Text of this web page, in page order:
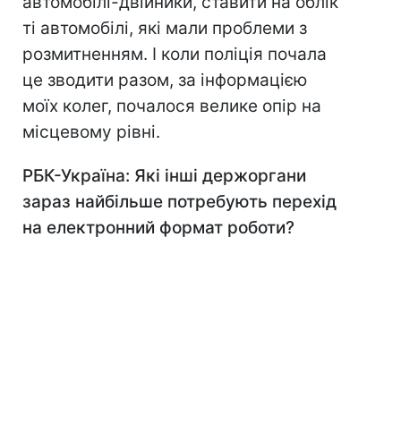
ті автомобілі, які мали проблеми з
розмитненням. І коли поліція почала
це зводити разом, за інформацією
моїх колег, почалося велике опір на
місцевому рівні.
РБК-Україна: Які інші держоргани
зараз найбільше потребують перехід
на електронний формат роботи?